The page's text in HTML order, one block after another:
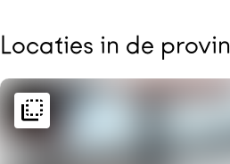
Locaties in de
flip_to_back
flip_to_back